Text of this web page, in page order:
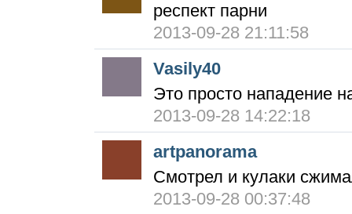
респект парни
2013-09-28 21:11:58
Vasily40
Это просто нападение
2013-09-28 14:22:18
artpanorama
Смотрел и кулаки
2013-09-28 00:37:48